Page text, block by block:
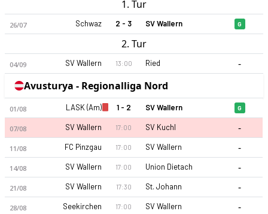
1. Tur
26/07 Schwaz 2 - 3 SV Wallern G
2. Tur
04/09 SV Wallern 13:00 Ried
-
Avusturya - Regionalliga Nord
01/08 LASK (Am) 1 - 2 SV Wallern G
07/08 SV Wallern 17:00 SV Kuchl -
11/08 FC Pinzgau 17:00 SV Wallern -
14/08 SV Wallern 17:00 Union Dietach -
21/08 SV Wallern 17:30 St. Johann -
28/08 Seekirchen 17:00 SV Wallern -